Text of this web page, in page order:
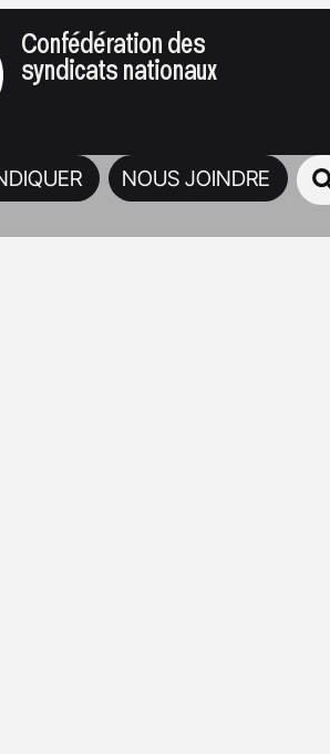
Confédération des
syndicats nationaux
NOUS JOINDRE